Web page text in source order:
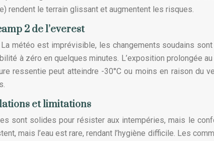
rendent le terrain glissant et augmentent les risques.
2 de l’everest
météo est imprévisible, les changements soudains
à zéro en quelques minutes. L’exposition prolongée
ressentie peut atteindre -30°C ou moins en raison du
et limitations
sont solides pour résister aux intempéries, mais le
mais l’eau est rare, rendant l’hygiène difficile. Les